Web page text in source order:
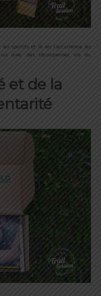
sportifs et là en l’occurrence les
avec des récompenses via du
et de la